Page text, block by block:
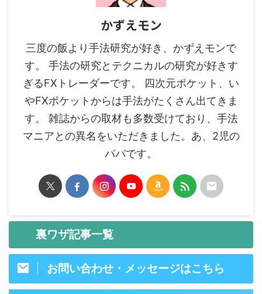
かずえモン
三度の飯より手法研究が好き、かずえモンで
す。 手法の研究とテクニカルの研究が好きす
ぎるFXトレーダーです。 四次元ポケット、い
やFXポケットからは手法がたくさん出てきま
す。 雑誌からの取材も多数受けており、手法
マニアとの異名をいただきました。あ、2児の
パパです。
裏ワザ記事一覧
お問い合わせ・メッセージはこちら